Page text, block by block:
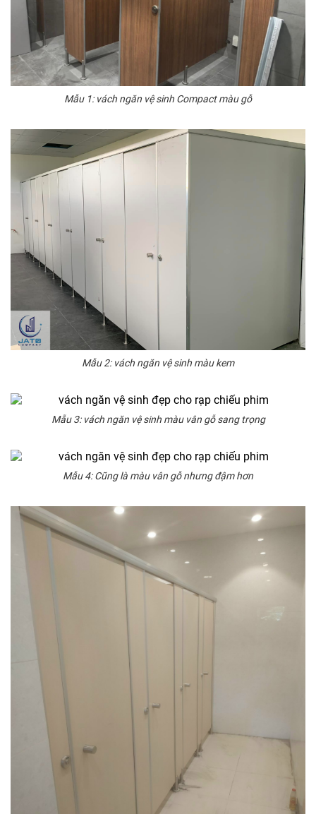
Mẫu 1: vách ngăn vệ sinh Compact màu gỗ
Mẫu 2: vách ngăn vệ sinh màu kem
Mẫu 3: vách ngăn vệ sinh màu vân gỗ sang trọng
Mẫu 4: Cũng là màu vân gỗ nhưng đậm hơn